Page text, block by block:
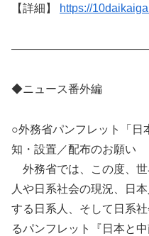
【詳細】 https://
◆ニュース番外編
○外務省パンフレット「日
知・設置／配布のお願い
外務省では、この度、
人や日系社会の現況、日
する日系人、そして日系
るパンフレット『日本と